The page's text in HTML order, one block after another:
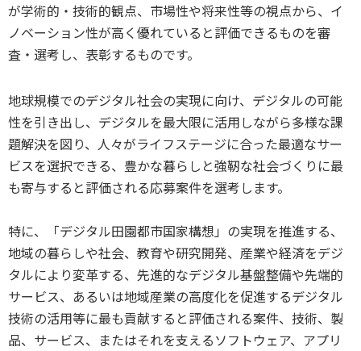
が学術的・技術的観点、市場性や将来性等の視点から、イ
ノベーション性が高く優れていると評価できるものを審
査・選考し、表彰するものです。
地球規模でのデジタル社会の実現に向け、デジタルの可能
性を引き出し、デジタルを最大限に活用しながら多様な課
題解決を図り、人々がライフステージに合った最適なサー
ビスを選択できる、豊かな暮らしと強靭な社会づくりに最
も寄与すると評価される応募案件を選考します。
特に、「デジタル田園都市国家構想」の実現を推進する、
地域の暮らしや社会、教育や研究開発、産業や経済をデジ
タルにより変革する、先進的なデジタル基盤整備や先端的
サービス、あるいは地域産業の高度化を促進するデジタル
技術の活用等に最も貢献すると評価される案件、技術、製
品、サービス、またはそれを支えるソフトウェア、アプリ